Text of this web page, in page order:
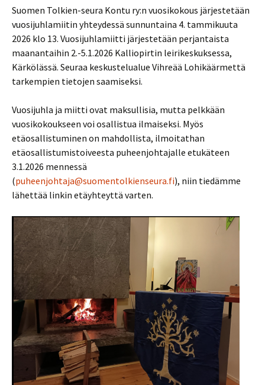
Suomen Tolkien-seura Kontu ry:n vuosikokous järjestetään
vuosijuhlamiitin yhteydessä sunnuntaina 4. tammikuuta
2026 klo 13. Vuosijuhlamiitti järjestetään perjantaista
maanantaihin 2.-5.1.2026 Kalliopirtin leirikeskuksessa,
Kärkölässä. Seuraa keskustelualue Vihreää Lohikäärmettä
tarkempien tietojen saamiseksi.
Vuosijuhla ja miitti ovat maksullisia, mutta pelkkään
vuosikokoukseen voi osallistua ilmaiseksi. Myös
etäosallistuminen on mahdollista, ilmoitathan
etäosallistumistoiveesta puheenjohtajalle etukäteen
3.1.2026 mennessä
(puheenjohtaja@suomentolkienseura.fi), niin tiedämme
lähettää linkin etäyhteyttä varten.